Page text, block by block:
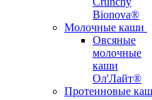
Bionova®
Молочные каши
Овсяные
молочные
каши
Ол'Лайт®
Протеиновые